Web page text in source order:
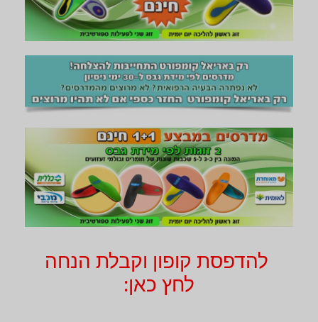
להדפסת קופון וקבלת הנחה
לחץ כאן: